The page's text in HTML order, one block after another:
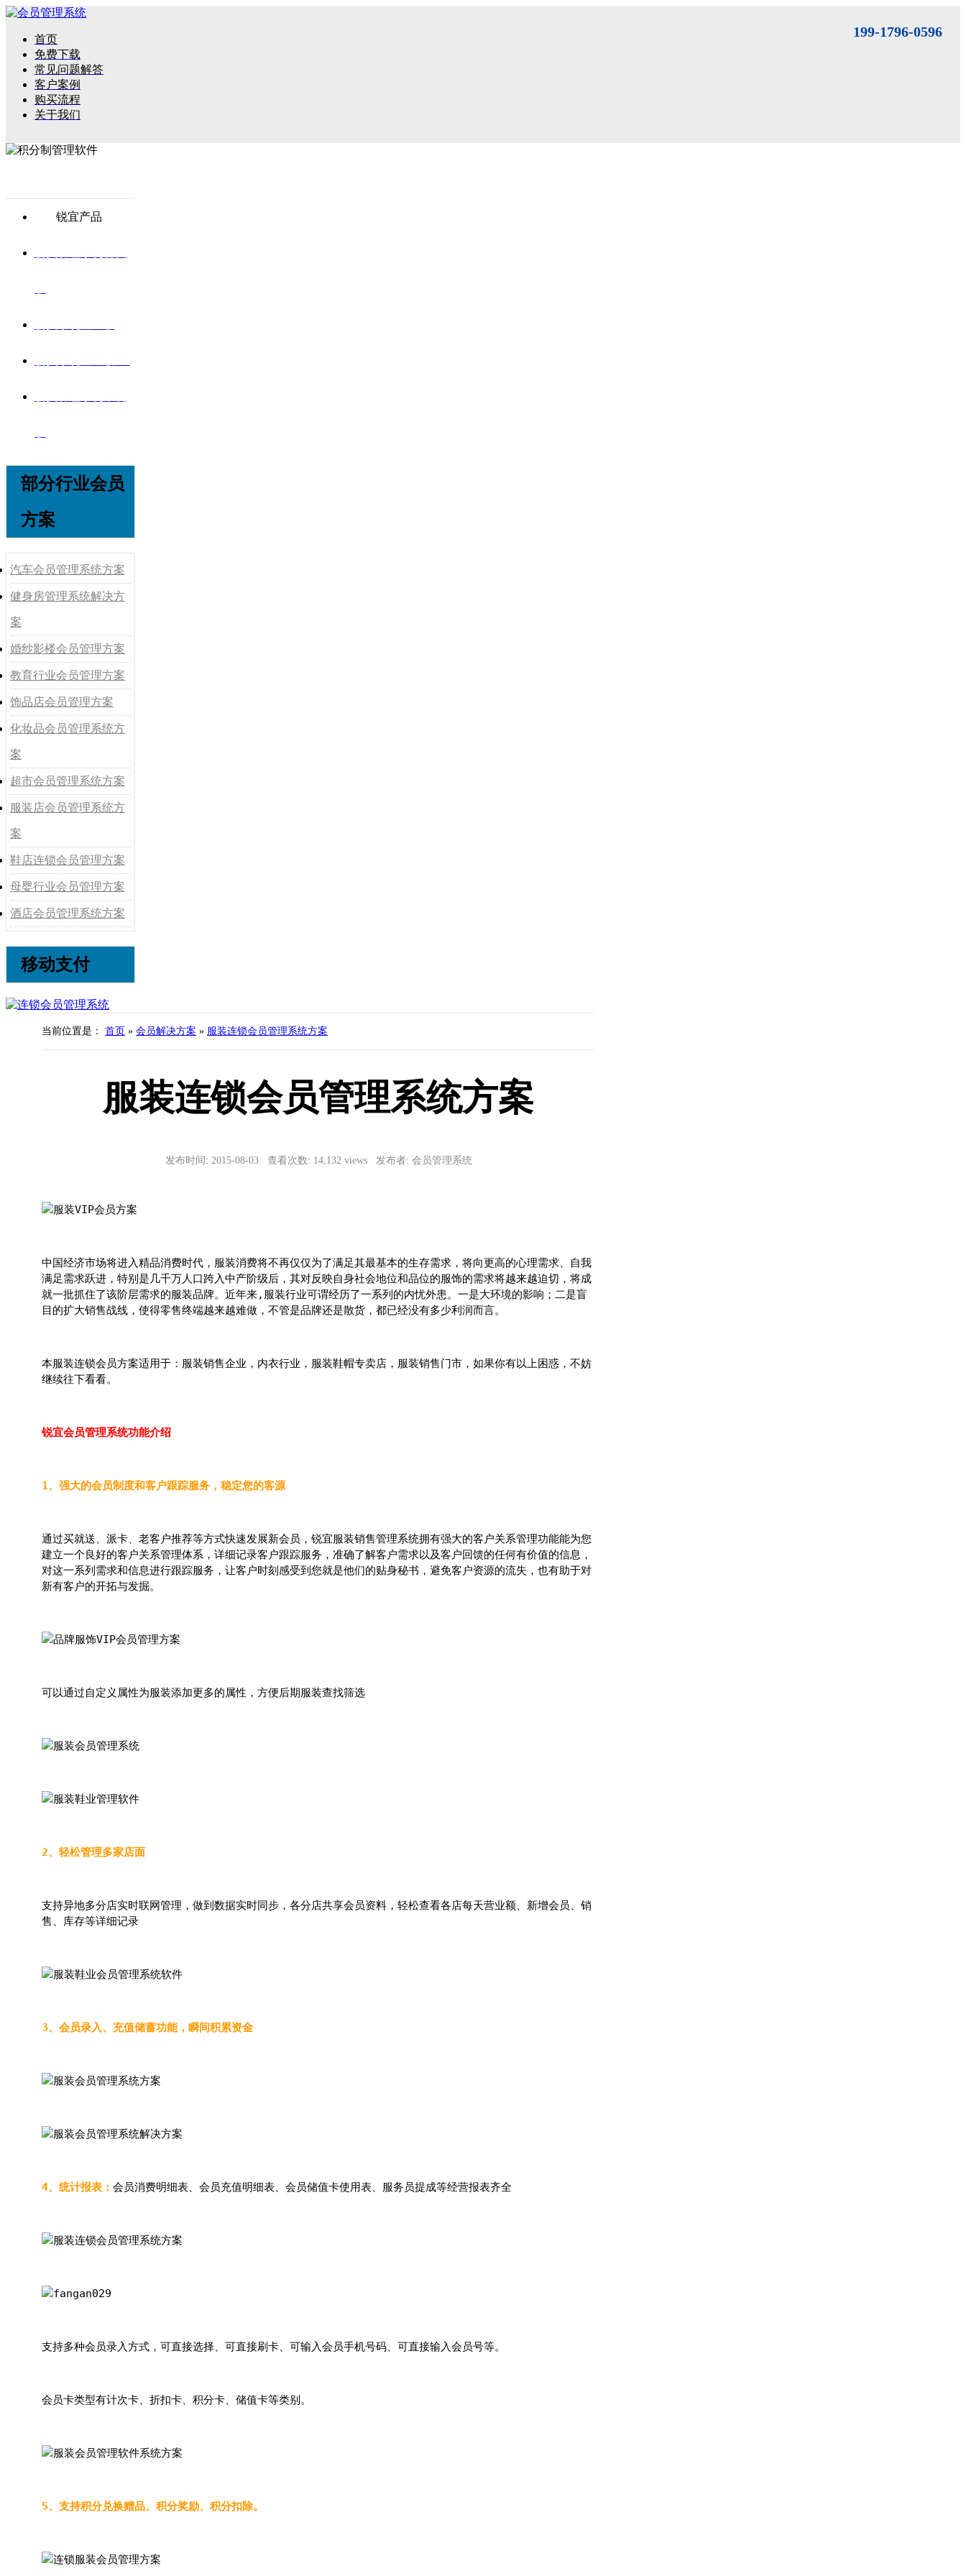
首页
免费下载
常见问题解答
客户案例
购买流程
关于我们
199-1796-0596
锐宜产品
部分行业会员
方案
汽车会员管理系统方案
健身房管理系统解决方
案
婚纱影楼会员管理方案
教育行业会员管理方案
饰品店会员管理方案
化妆品会员管理系统方
案
超市会员管理系统方案
服装店会员管理系统方
案
鞋店连锁会员管理方案
母婴行业会员管理方案
酒店会员管理系统方案
移动支付
当前位置是： 首页 » 会员解决方案 » 服装连锁会员管理系统方案
服装连锁会员管理系统方案
发布时间: 2015-08-03 查看次数: 14,132 views 发布者: 会员管理系统
中国经济市场将进入精品消费时代，服装消费将不再仅仅为了满足其最基本的生存需求，将向更高的心理需求、自我
满足需求跃进，特别是几千万人口跨入中产阶级后，其对反映自身社会地位和品位的服饰的需求将越来越迫切，将成
就一批抓住了该阶层需求的服装品牌。近年来,服装行业可谓经历了一系列的内忧外患。一是大环境的影响；二是盲
目的扩大销售战线，使得零售终端越来越难做，不管是品牌还是散货，都已经没有多少利润而言。
本服装连锁会员方案适用于：服装销售企业，内衣行业，服装鞋帽专卖店，服装销售门市，如果你有以上困惑，不妨
继续往下看看。
锐宜会员管理系统功能介绍
1、强大的会员制度和客户跟踪服务，稳定您的客源
通过买就送、派卡、老客户推荐等方式快速发展新会员，锐宜服装销售管理系统拥有强大的客户关系管理功能能为您
建立一个良好的客户关系管理体系，详细记录客户跟踪服务，准确了解客户需求以及客户回馈的任何有价值的信息，
对这一系列需求和信息进行跟踪服务，让客户时刻感受到您就是他们的贴身秘书，避免客户资源的流失，也有助于对
新有客户的开拓与发掘。
可以通过自定义属性为服装添加更多的属性，方便后期服装查找筛选
2、轻松管理多家店面
支持异地多分店实时联网管理，做到数据实时同步，各分店共享会员资料，轻松查看各店每天营业额、新增会员、销
售、库存等详细记录
3、会员录入、充值储蓄功能，瞬间积累资金
4、统计报表： 会员消费明细表、会员充值明细表、会员储值卡使用表、服务员提成等经营报表齐全
支持多种会员录入方式，可直接选择、可直接刷卡、可输入会员手机号码、可直接输入会员号等。
会员卡类型有计次卡、折扣卡、积分卡、储值卡等类别。
5、支持积分兑换赠品、积分奖励、积分扣除。